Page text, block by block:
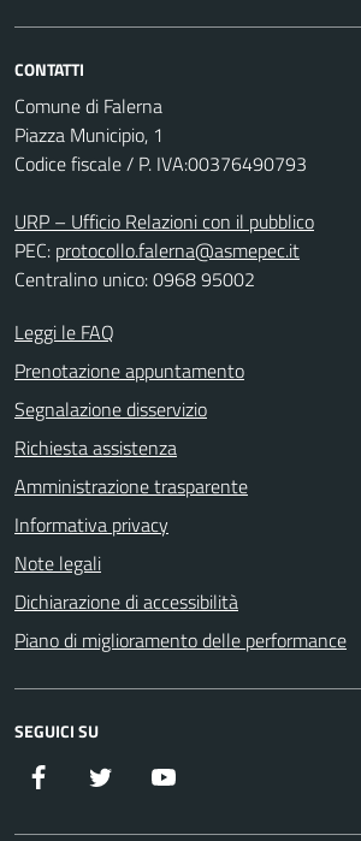
CONTATTI
Comune di Falerna
Piazza Municipio, 1
Codice fiscale / P. IVA:00376490793
URP – Ufficio Relazioni con il pubblico
PEC: protocollo.falerna@asmepec.it
Centralino unico: 0968 95002
Leggi le FAQ
Prenotazione appuntamento
Segnalazione disservizio
Richiesta assistenza
Amministrazione trasparente
Informativa privacy
Note legali
Dichiarazione di accessibilità
Piano di miglioramento delle performance
SEGUICI SU
Facebook Twitter